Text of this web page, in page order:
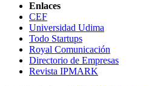
Enlaces
CEF
Universidad Udima
Todo Startups
Royal Comunicación
Directorio de Empresas
Revista IPMARK